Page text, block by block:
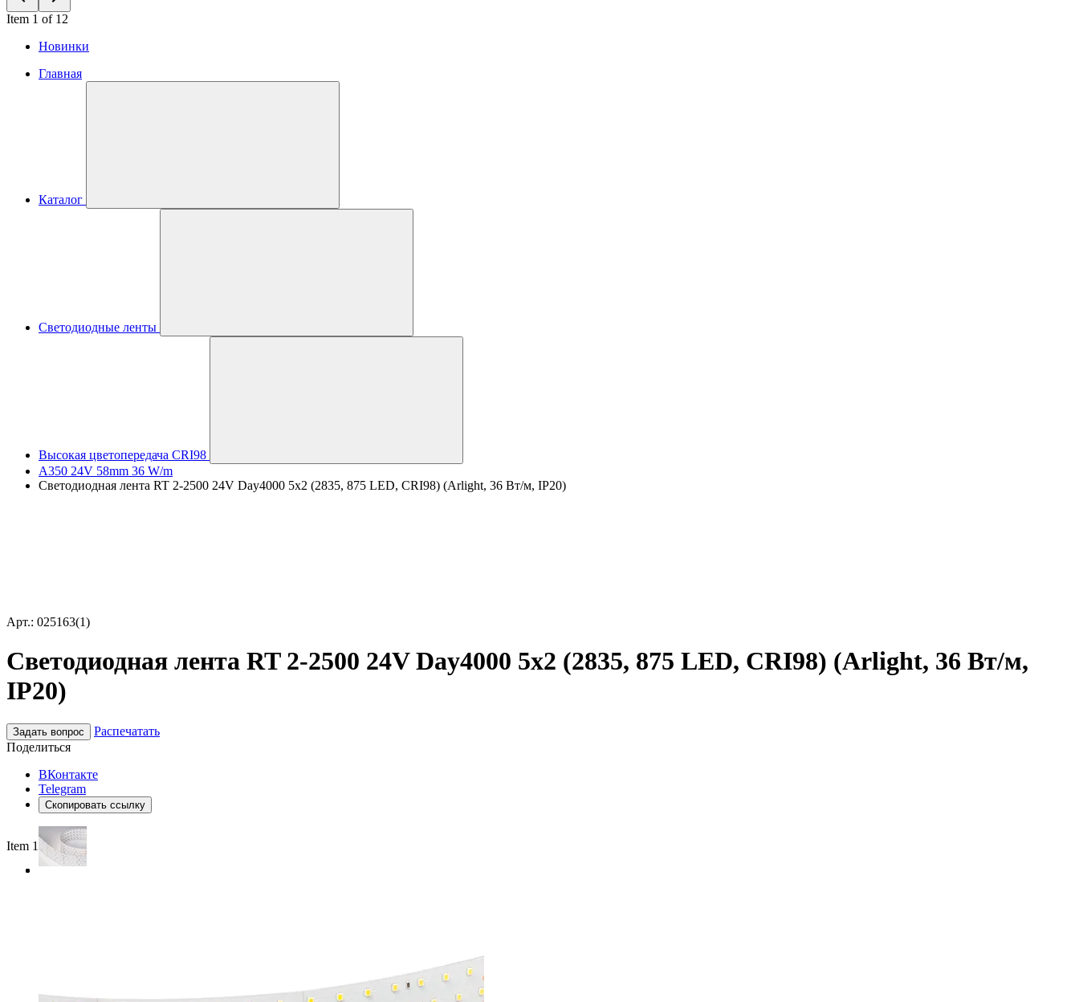
Item 1 of 12
Новинки
Главная
Каталог
Светодиодные ленты
Высокая цветопередача CRI98
A350 24V 58mm 36 W/m
Светодиодная лента RT 2-2500 24V Day4000 5x2 (2835, 875 LED, CRI98) (Arlight, 36 Вт/м, IP20)
Арт.: 025163(1)
Светодиодная лента RT 2-2500 24V Day4000 5x2 (2835, 875 LED, CRI98) (Arlight, 36 Вт/м,
IP20)
Задать вопрос
Распечатать
Поделиться
ВКонтакте
Telegram
Скопировать ссылку
Item 1 of 3